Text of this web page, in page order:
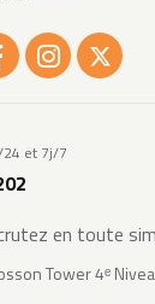
24 et 7j/7
en toute
Tower 4ᵉ